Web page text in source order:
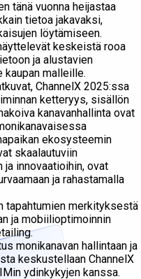
tänä vuonna heijastaa
tietoa jakavaksi,
löytämiseen.
keskeistä rooa
ja alustavien
malleille.
ChannelX 2025:ssa
ketteryys, sisällön
kanavanhallinta ovat
ekosysteemin
skaalautuviin
innovaatioihin, ovat
ja rahastamalla
tapahtumien merkityksestä
ja mobiilioptimoinnin
monikanavan hallintaan ja
keskustellaan ChannelX
ydinkykyjen kanssa.